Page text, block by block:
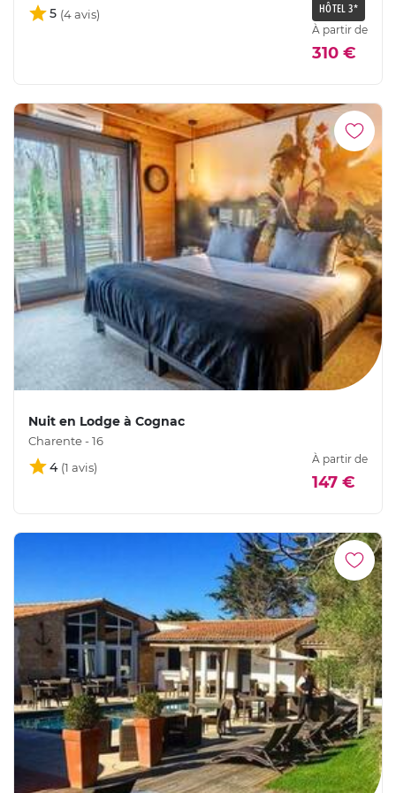
5 HÔTEL 3*
À partir de
310 €
Nuit en Lodge à Cognac
Charente - 16
4
À partir de
147 €